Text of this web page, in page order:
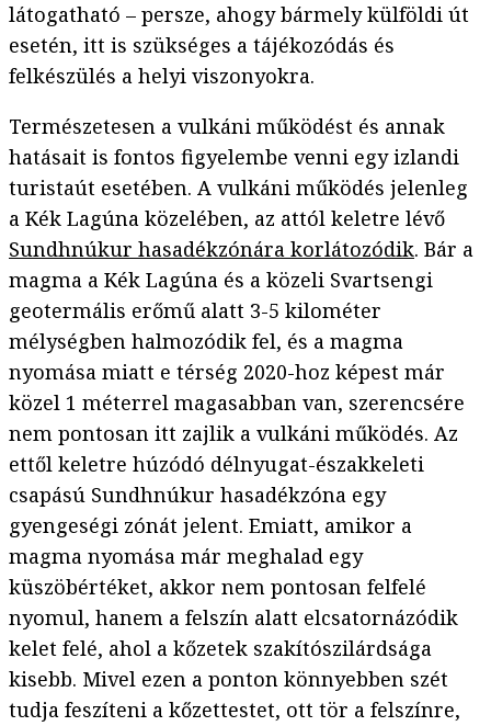
látogatható – persze, ahogy bármely külföldi út
esetén, itt is szükséges a tájékozódás és
felkészülés a helyi viszonyokra.
Természetesen a vulkáni működést és annak
hatásait is fontos figyelembe venni egy izlandi
turistaút esetében. A vulkáni működés jelenleg
a Kék Lagúna közelében, az attól keletre lévő
Sundhnúkur hasadékzónára korlátozódik. Bár a
magma a Kék Lagúna és a közeli Svartsengi
geotermális erőmű alatt 3-5 kilométer
mélységben halmozódik fel, és a magma
nyomása miatt e térség 2020-hoz képest már
közel 1 méterrel magasabban van, szerencsére
nem pontosan itt zajlik a vulkáni működés. Az
ettől keletre húzódó délnyugat-északkeleti
csapású Sundhnúkur hasadékzóna egy
gyengeségi zónát jelent. Emiatt, amikor a
magma nyomása már meghalad egy
küszöbértéket, akkor nem pontosan felfelé
nyomul, hanem a felszín alatt elcsatornázódik
kelet felé, ahol a kőzetek szakítószilárdsága
kisebb. Mivel ezen a ponton könnyebben szét
tudja feszíteni a kőzettestet, ott tör a felszínre,